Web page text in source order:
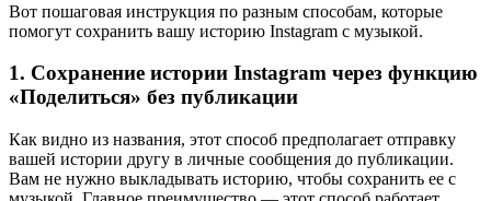
Вот пошаговая инструкция по разным способам, которые
помогут сохранить вашу историю Instagram с музыкой.
1. Сохранение истории Instagram через функцию
«Поделиться» без публикации
Как видно из названия, этот способ предполагает отправку
вашей истории другу в личные сообщения до публикации.
Вам не нужно выкладывать историю, чтобы сохранить ее с